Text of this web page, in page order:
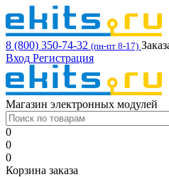
8 (800) 350-74-32 (пн-пт 8-17)
Вход Регистрация
Магазин электронных модулей
0
0
0
Корзина заказа